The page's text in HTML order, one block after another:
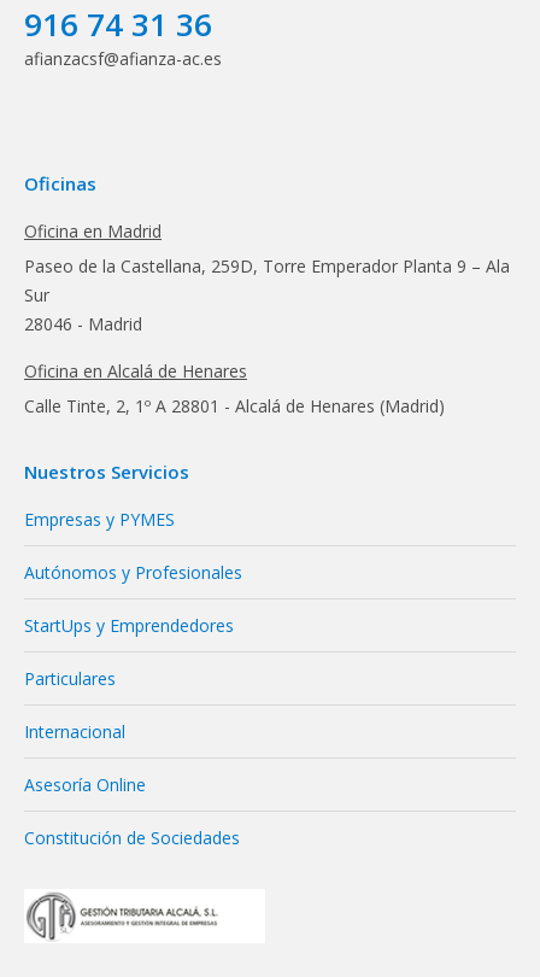
916 74 31 36
afianzacsf@afianza-ac.es
Oficinas
Oficina en Madrid
Paseo de la Castellana, 259D, Torre Emperador Planta 9 – Ala
Sur
28046 - Madrid
Oficina en Alcalá de Henares
Calle Tinte, 2, 1º A 28801 - Alcalá de Henares (Madrid)
Nuestros Servicios
Empresas y PYMES
Autónomos y Profesionales
StartUps y Emprendedores
Particulares
Internacional
Asesoría Online
Constitución de Sociedades